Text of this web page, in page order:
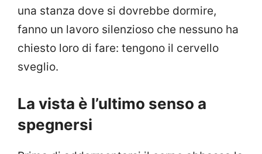
una stanza dove si dovrebbe dormire,
fanno un lavoro silenzioso che nessuno ha
chiesto loro di fare: tengono il cervello
sveglio.
La vista è l’ultimo senso a
spegnersi